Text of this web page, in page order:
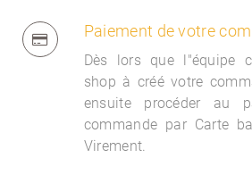
Paiement de votre
Dès lors que l"équipe
shop à créé votre
ensuite procéder au
commande par Carte
Virement.